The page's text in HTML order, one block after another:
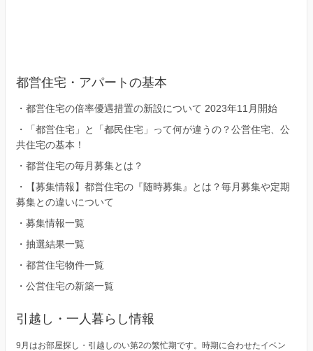
都営住宅・アパートの基本
・ 都営住宅の倍率優遇措置の新設について 2023年11月開始
・
「都営住宅」と「都民住宅」って何が違うの？公営住宅、公
共住宅の基本！
・ 都営住宅の毎月募集とは？
・
【募集情報】都営住宅の『随時募集』とは？毎月募集や定期
募集との違いについて
・ 募集情報一覧
・ 抽選結果一覧
・ 都営住宅物件一覧
・ 公営住宅の新築一覧
引越し・一人暮らし情報
9月はお部屋探し・引越しのい第2の繁忙期です。時期に合わせたイベン